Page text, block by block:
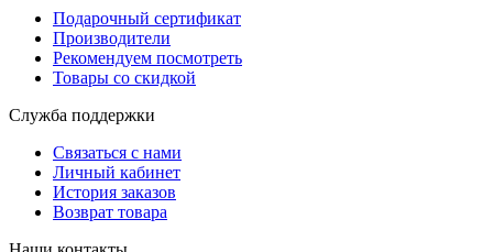
Подарочный сертификат
Производители
Рекомендуем посмотреть
Товары со скидкой
Служба поддержки
Связаться с нами
Личный кабинет
История заказов
Возврат товара